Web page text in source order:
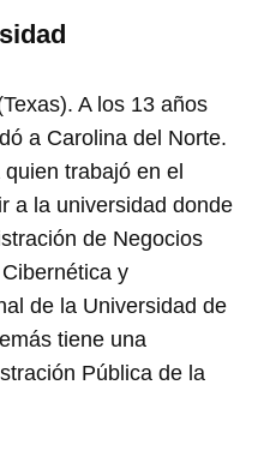
A los 13 años
a Carolina del Norte.
trabajó en el
a la universidad donde
de Negocios
y
de la Universidad de
tiene una
Pública de la